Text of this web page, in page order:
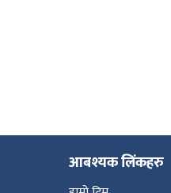
आबश्यक लिंकहरु